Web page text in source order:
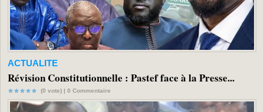
ACTUALITE
Révision Constitutionnelle : Pastef face à la Presse...
(0 vote) | 0 Commentaire